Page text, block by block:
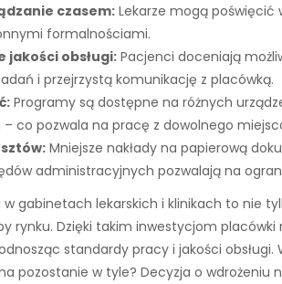
czasem: Lekarze mogą
formalnościami.
jakości obsługi: Pacjenci doceniają
i przejrzystą komunikację z placówką.
Programy są dostępne na różnych
co pozwala na pracę z dowolnego
Mniejsze nakłady na papierową
administracyjnych pozwalają na
gabinetach lekarskich i klinikach to nie
rynku. Dzięki takim inwestycjom
standardy pracy i jakości
pozostanie w tyle? Decyzja o wdrożeniu